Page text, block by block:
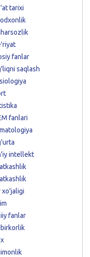
tarixi
fanlar
saqlash
fanlari
intellekt
xo'jaligi
fanlar